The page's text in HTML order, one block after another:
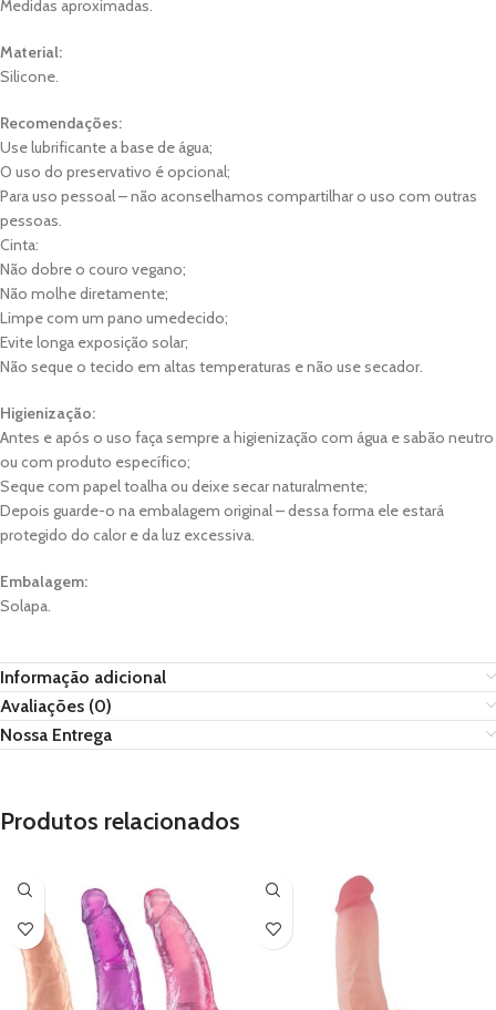
Medidas aproximadas.
Material:
Silicone.
Recomendações:
Use lubrificante a base de água;
O uso do preservativo é opcional;
Para uso pessoal – não aconselhamos compartilhar o uso com outras
pessoas.
Cinta:
Não dobre o couro vegano;
Não molhe diretamente;
Limpe com um pano umedecido;
Evite longa exposição solar;
Não seque o tecido em altas temperaturas e não use secador.
Higienização:
Antes e após o uso faça sempre a higienização com água e sabão neutro
ou com produto específico;
Seque com papel toalha ou deixe secar naturalmente;
Depois guarde-o na embalagem original – dessa forma ele estará
protegido do calor e da luz excessiva.
Embalagem:
Solapa.
Informação adicional
Avaliações (0)
Nossa Entrega
Produtos relacionados